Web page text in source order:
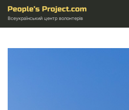
Всеукраїнський центр волонтерів